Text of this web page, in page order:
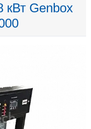
кВт Genbox